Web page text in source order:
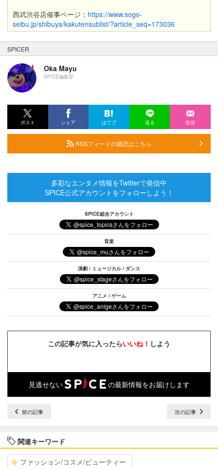
西武渋谷店催事ページ： https://www.sogo-
seibu.jp/shibuya/kakutensublist/?article_seq=173036
SPICER
Oka Mayu
SPICE編集部
ポスト シェア はてブ 送る 送信
RSSフィードの購読はこちら
多彩なエンタメ情報をTwitterで発信中
SPICE公式アカウントをフォローしよう！
SPICE総合アカウント
音楽
演劇 / ミュージカル / ダンス
アニメ / ゲーム
この記事が気に入ったらいいね！ しよう
見逃せない の最新情報をお届けします
前の記事 次の記事
関連キーワード
ファッション/コスメ/ビューティー